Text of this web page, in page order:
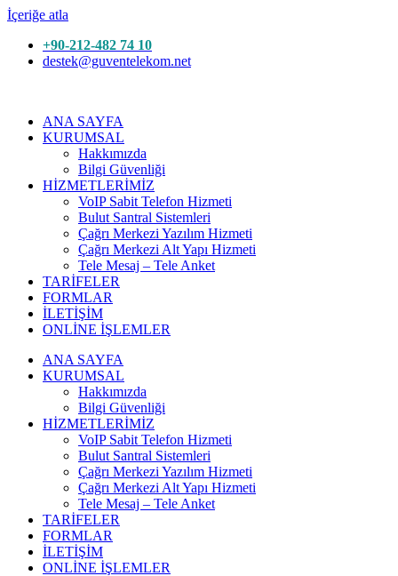
İçeriğe atla
+90-212-482 74 10
destek@guventelekom.net
ANA SAYFA
KURUMSAL
Hakkımızda
Bilgi Güvenliği
HİZMETLERİMİZ
VoIP Sabit Telefon Hizmeti
Bulut Santral Sistemleri
Çağrı Merkezi Yazılım Hizmeti
Çağrı Merkezi Alt Yapı Hizmeti
Tele Mesaj – Tele Anket
TARİFELER
FORMLAR
İLETİŞİM
ONLİNE İŞLEMLER
ANA SAYFA
KURUMSAL
Hakkımızda
Bilgi Güvenliği
HİZMETLERİMİZ
VoIP Sabit Telefon Hizmeti
Bulut Santral Sistemleri
Çağrı Merkezi Yazılım Hizmeti
Çağrı Merkezi Alt Yapı Hizmeti
Tele Mesaj – Tele Anket
TARİFELER
FORMLAR
İLETİŞİM
ONLİNE İŞLEMLER